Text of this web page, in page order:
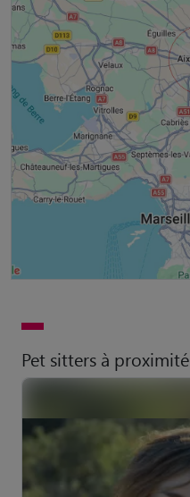
Pet sitters à proximité